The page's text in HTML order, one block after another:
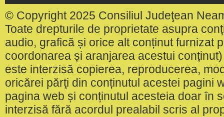
© Copyright 2025 Consiliul Judeţean
Toate drepturile de proprietate asupra
audio, grafică și orice alt conținut furnizat
coordonarea și aranjarea acestui
este interzisă copierea, reproducerea,
oricărei părţi din conținutul acestei pagini
pagina web și conținutul acesteia doar în
interzisă fără acordul prealabil scris al